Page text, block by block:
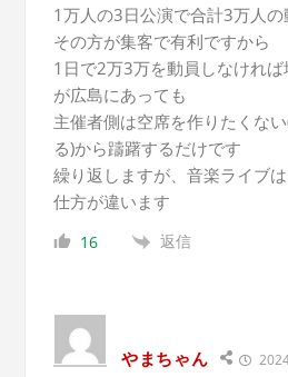
1万人の3日公演で合計3万人の
その方が集客で有利ですから
1日で2万3万を動員しなけれ
が広島にあっても
主催者側は空席を作りたくな
る)から躊躇するだけです
繰り返しますが、音楽ライブ
仕方が違います
16 返信
やまちゃん